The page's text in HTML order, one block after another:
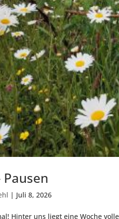
| Juli 8, 2026
Hinter uns liegt eine Woche